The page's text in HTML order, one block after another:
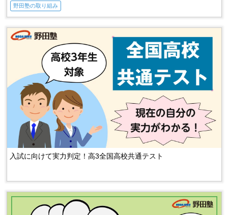
野田塾の取り組み
入試に向けて実力判定！高3全国高校共通テスト